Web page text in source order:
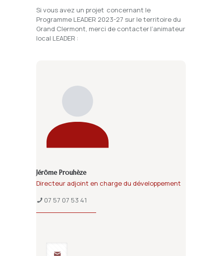
Si vous avez un projet concernant le
Programme LEADER 2023-27 sur le territoire du
Grand Clermont, merci de contacter l’animateur
local LEADER :
Jérôme Prouhèze
Directeur adjoint en charge du développement
07 57 07 53 41